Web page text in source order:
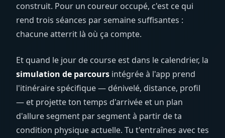
construit. Pour un coureur occupé, c'est ce qui
rend trois séances par semaine suffisantes :
chacune atterrit là où ça compte.
Et quand le jour de course est dans le calendrier, la
simulation de parcours intégrée à l'app prend
l'itinéraire spécifique — dénivelé, distance, profil
— et projette ton temps d'arrivée et un plan
d'allure segment par segment à partir de ta
condition physique actuelle. Tu t'entraînes avec tes